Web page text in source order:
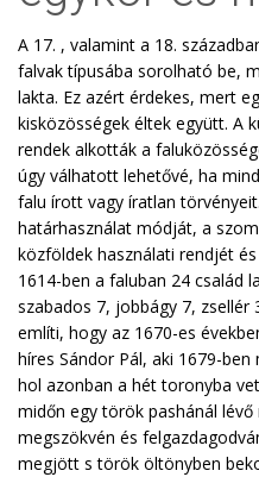
A 17. , valamint a 18.
falvak típusába sorolható be,
lakta. Ez azért érdekes, mert
kisközösségek éltek együtt. A
rendek alkották a
úgy válhatott lehetővé, ha
falu írott vagy íratlan
határhasználat módját, a
közföldek használati rendjét
1614-ben a faluban 24 család
szabados 7, jobbágy 7, zsellér
említi, hogy az 1670-es
híres Sándor Pál, aki 1679-
hol azonban a hét toronyba
midőn egy török pashánál
megszökvén és
megjött s török öltönyben